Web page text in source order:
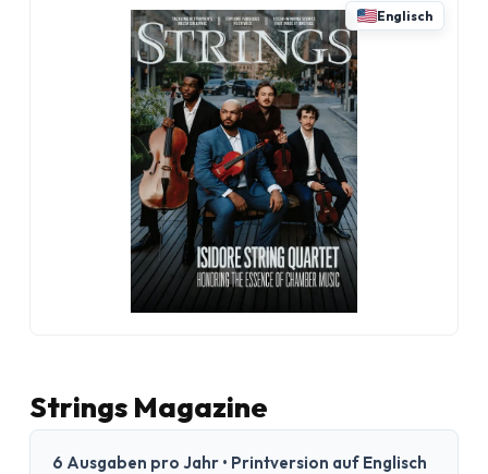
Englisch
Strings Magazine
6 Ausgaben pro Jahr • Printversion auf Englisch